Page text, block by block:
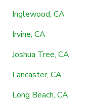
Inglewood, CA
Irvine, CA
Joshua Tree, CA
Lancaster, CA
Long Beach, CA